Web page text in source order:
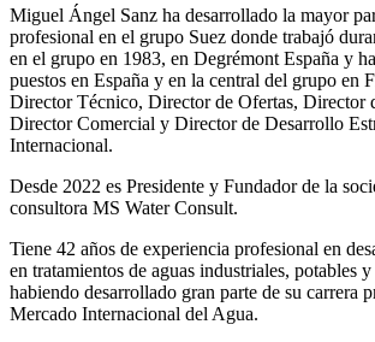
Miguel Ángel Sanz ha desarrollado la mayor
profesional en el grupo Suez donde trabajó
en el grupo en 1983, en Degrémont España y
puestos en España y en la central del grupo en
Director Técnico, Director de Ofertas, Director
Director Comercial y Director de Desarrollo
Internacional.
Desde 2022 es Presidente y Fundador de la
consultora MS Water Consult.
Tiene 42 años de experiencia profesional en
en tratamientos de aguas industriales, potables y
habiendo desarrollado gran parte de su carrera
Mercado Internacional del Agua.